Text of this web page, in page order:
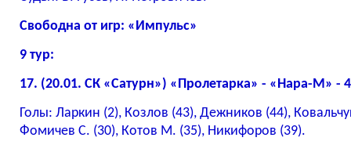
Свободна от игр: «Импульс»
9 тур:
17. (20.01. СК «Сатурн») «Пролетарка» - «Нара-М» -
Голы: Ларкин (2), Козлов (43), Дежников (44),
Фомичев С. (30), Котов М. (35), Никифоров (39).